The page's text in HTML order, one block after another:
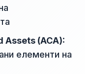
(ACA):
елементи на